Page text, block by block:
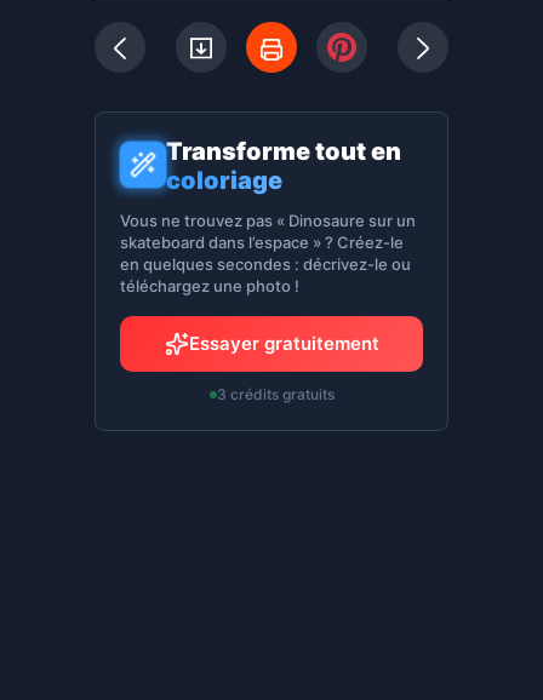
Transforme tout en
coloriage
Vous ne trouvez pas « Dinosaure sur un
skateboard dans l’espace » ? Créez-le
en quelques secondes : décrivez-le ou
téléchargez une photo !
Essayer gratuitement
3 crédits gratuits